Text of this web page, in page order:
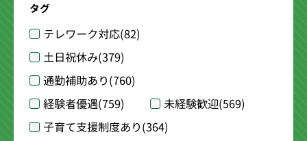
タグ
テレワーク対応(82)
土日祝休み(379)
通勤補助あり(760)
経験者優遇(759) 未経験歓迎(569)
子育て支援制度あり(364)